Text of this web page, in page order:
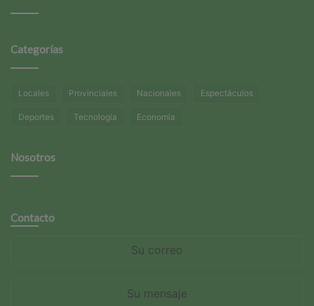
Categorías
Locales Provinciales Nacionales Espectáculos
Deportes Tecnología Economía
Nosotros
Contacto